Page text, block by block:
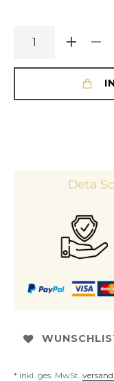
* inkl. ges. MwSt.